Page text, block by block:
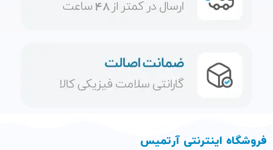
فروشگاه اینترنتی آرتمیس